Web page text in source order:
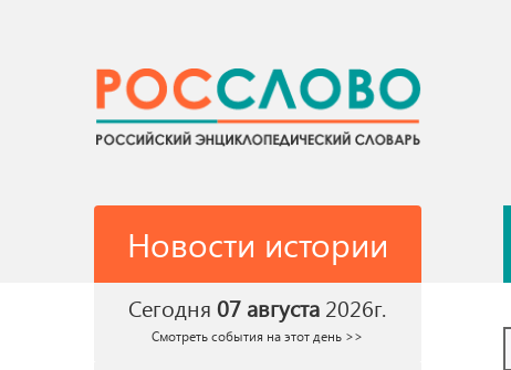
Новости истории
Сегодня 07 августа 2026г.
Смотреть события на этот день >>